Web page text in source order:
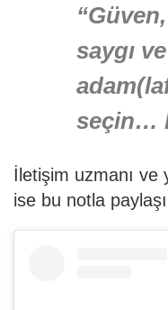
saygı
seçin…
İletişim uzmanı ve
ise bu notla